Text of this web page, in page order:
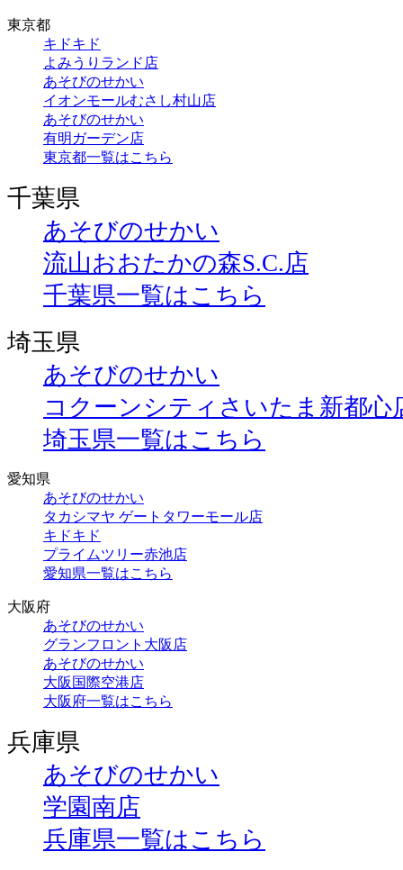
東京都
キドキド
よみうりランド店
あそびのせかい
イオンモールむさし村山店
あそびのせかい
有明ガーデン店
東京都一覧はこちら
千葉県
あそびのせかい
流山おおたかの森S.C.店
千葉県一覧はこちら
埼玉県
あそびのせかい
コクーンシティさいたま新都心
埼玉県一覧はこちら
愛知県
あそびのせかい
タカシマヤ ゲートタワーモール店
キドキド
プライムツリー赤池店
愛知県一覧はこちら
大阪府
あそびのせかい
グランフロント大阪店
あそびのせかい
大阪国際空港店
大阪府一覧はこちら
兵庫県
あそびのせかい
学園南店
兵庫県一覧はこちら